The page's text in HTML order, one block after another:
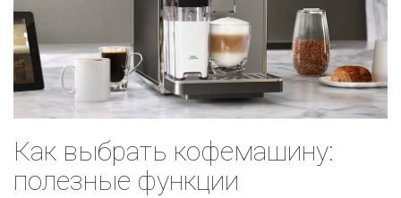
Как выбрать кофемашину:
полезные функции